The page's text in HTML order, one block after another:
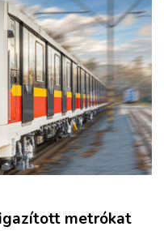
metrókat